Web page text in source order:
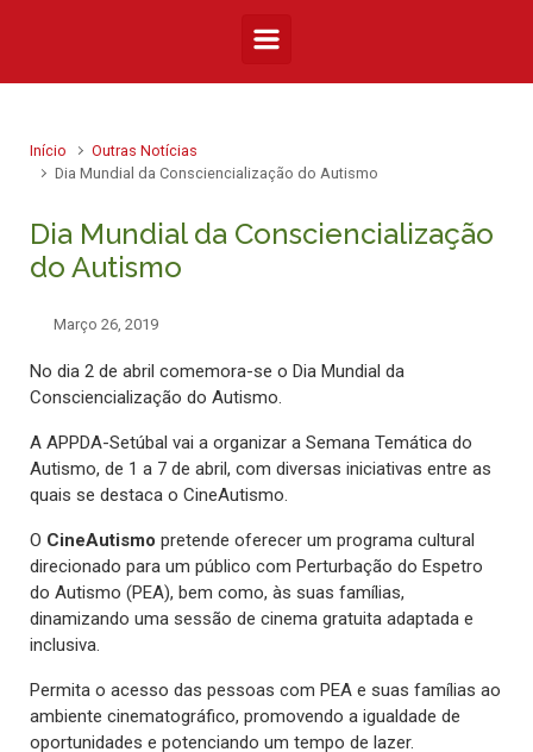
Início
Outras Notícias
Dia Mundial da Consciencialização do Autismo
Dia Mundial da Consciencialização
do Autismo
Março 26, 2019
No dia 2 de abril comemora-se o Dia Mundial da
Consciencialização do Autismo.
A APPDA-Setúbal vai a organizar a Semana Temática do
Autismo, de 1 a 7 de abril, com diversas iniciativas entre as
quais se destaca o CineAutismo.
O CineAutismo pretende oferecer um programa cultural
direcionado para um público com Perturbação do Espetro
do Autismo (PEA), bem como, às suas famílias,
dinamizando uma sessão de cinema gratuita adaptada e
inclusiva.
Permita o acesso das pessoas com PEA e suas famílias ao
ambiente cinematográfico, promovendo a igualdade de
oportunidades e potenciando um tempo de lazer.